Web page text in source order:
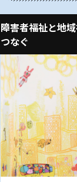
障害者福祉と地
つなぐ